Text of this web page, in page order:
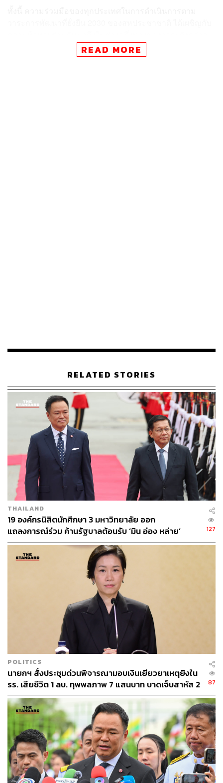
และในทศวรรษนี้ สหประชาชาติได้กำหนดให้ทศวรรษนี้เป็น
ทศวรรษแห่งการลงมือทำ (Decade of Action) พร้อมทั้งยัง
อย่างไรก็ดี นายกรัฐมนตรีมองว่าการพัฒนาเศรษฐกิจที่ยั่งยืน
จำเป็นต้องมีแนวทางที่จะนำไปสู่การเปลี่ยนผ่าน เพื่อสร้าง
ความสมดุลระหว่างเป้าหมายเศรษฐกิจ สังคม และสิ่ง
แวดล้อม โดยมีประชาชนเป็นศูนย์กลาง ซึ่งประเทศไทยได้นำ
หลักปรัชญาของเศรษฐกิจพอเพียงและนโยบายเศรษฐกิจ
BCG มาเป็นแนวทาง เพื่อมุ่งสู่การพัฒนาอย่างยั่งยืน โดย
ประเทศไทยพร้อมประกาศความมุ่งมั่นระดับประเทศ เพื่อขับ
เคลื่อน SDGs รวมถึงยกระดับคุณภาพชีวิตและความเป็นอยู่
ของประชาชน ดังนี้
ไทยประกาศความมุ่งมั่นในการพัฒนาที่ยั่งยืนโดยไม่ทิ้ง
ใครไว้ข้างหลัง (Leave No One Behind) ผ่านหลักการ
ไปให้ถึงและช่วยเหลือกลุ่มที่รั้งท้ายก่อน (Reaching
those Furthest Behind First) รวมทั้งลดความยากจนใน
คนทุกช่วงวัยภายในปี 2027
ไทยประกาศความมุ่งมั่นในการส่งเสริมสิทธิมนุษยชน
และความเท่าเทียมทางเพศสำหรับประชากรทุกคนใน
ประเทศ รวมถึงให้ความสำคัญกับสิทธิด้านสุขภาพ ซึ่ง
ประเทศไทยมีมาตรการที่สำคัญๆ เช่น การตั้งเป้าหมาย
ที่จะให้ครัวเรือนที่ต้องกลายเป็นครัวเรือนที่ยากจนหลัง
จากการจ่ายค่ารักษาพยาบาล (Health
Impoverishment) ต้องมีจำนวนลดลงไม่เกินร้อยละ
0.25 ภายในปี 2027
ไทยประกาศความมุ่งมั่นที่จะผลักดันร่วมมือกับหุ้นส่วน
ความร่วมมือทุกระดับในการดำเนินการรับมือกับการ
เปลี่ยนแปลงของสภาพภูมิอากาศ รวมถึงส่งเสริมการ
เข้าถึงบริการพลังงานสมัยใหม่ (Modern Energy
Services) ในราคาที่เหมาะสมและมีความน่าเชื่อถือ
ภายในปี 2030
“การประกาศความมุ่งมั่นของไทยในเรื่องดังกล่าว จะสะท้อน
READ MORE
RELATED STORIES
THAILAND
19 องค์กรนิสิตนักศึกษา 3 มหาวิทยาลัย ออก
แถลงการณ์ร่วม ค้านรัฐบาลต้อนรับ ‘มิน อ่อง หล่าย’
127
POLITICS
นายกฯ สั่งประชุมด่วนพิจารณามอบเงินเยียวยาเหตุยิงใน
รร. เสียชีวิต 1 ลบ. ทุพพลภาพ 7 แสนบาท บาดเจ็บสาหัส 2
แสนบาท บาดเจ็บเล็กน้อย 1 แสนบาท
87